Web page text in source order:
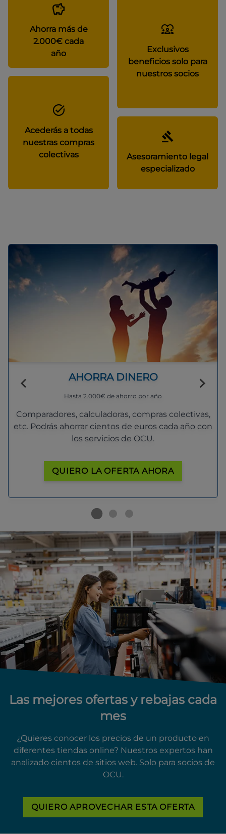
Ahorra más de
2.000€ cada
año
Exclusivos
beneficios solo para
nuestros socios
Acederás a todas
nuestras compras
colectivas
Asesoramiento legal
especializado
AHORRA DINERO
Hasta 2.000€ de ahorro por año
Comparadores, calculadoras, compras colectivas,
etc. Podrás ahorrar cientos de euros cada año con
los servicios de OCU.
QUIERO LA OFERTA AHORA
Las mejores ofertas y rebajas cada
mes
¿Quieres conocer los precios de un producto en
diferentes tiendas online? Nuestros expertos han
analizado cientos de sitios web. Solo para socios de
OCU.
QUIERO APROVECHAR ESTA OFERTA